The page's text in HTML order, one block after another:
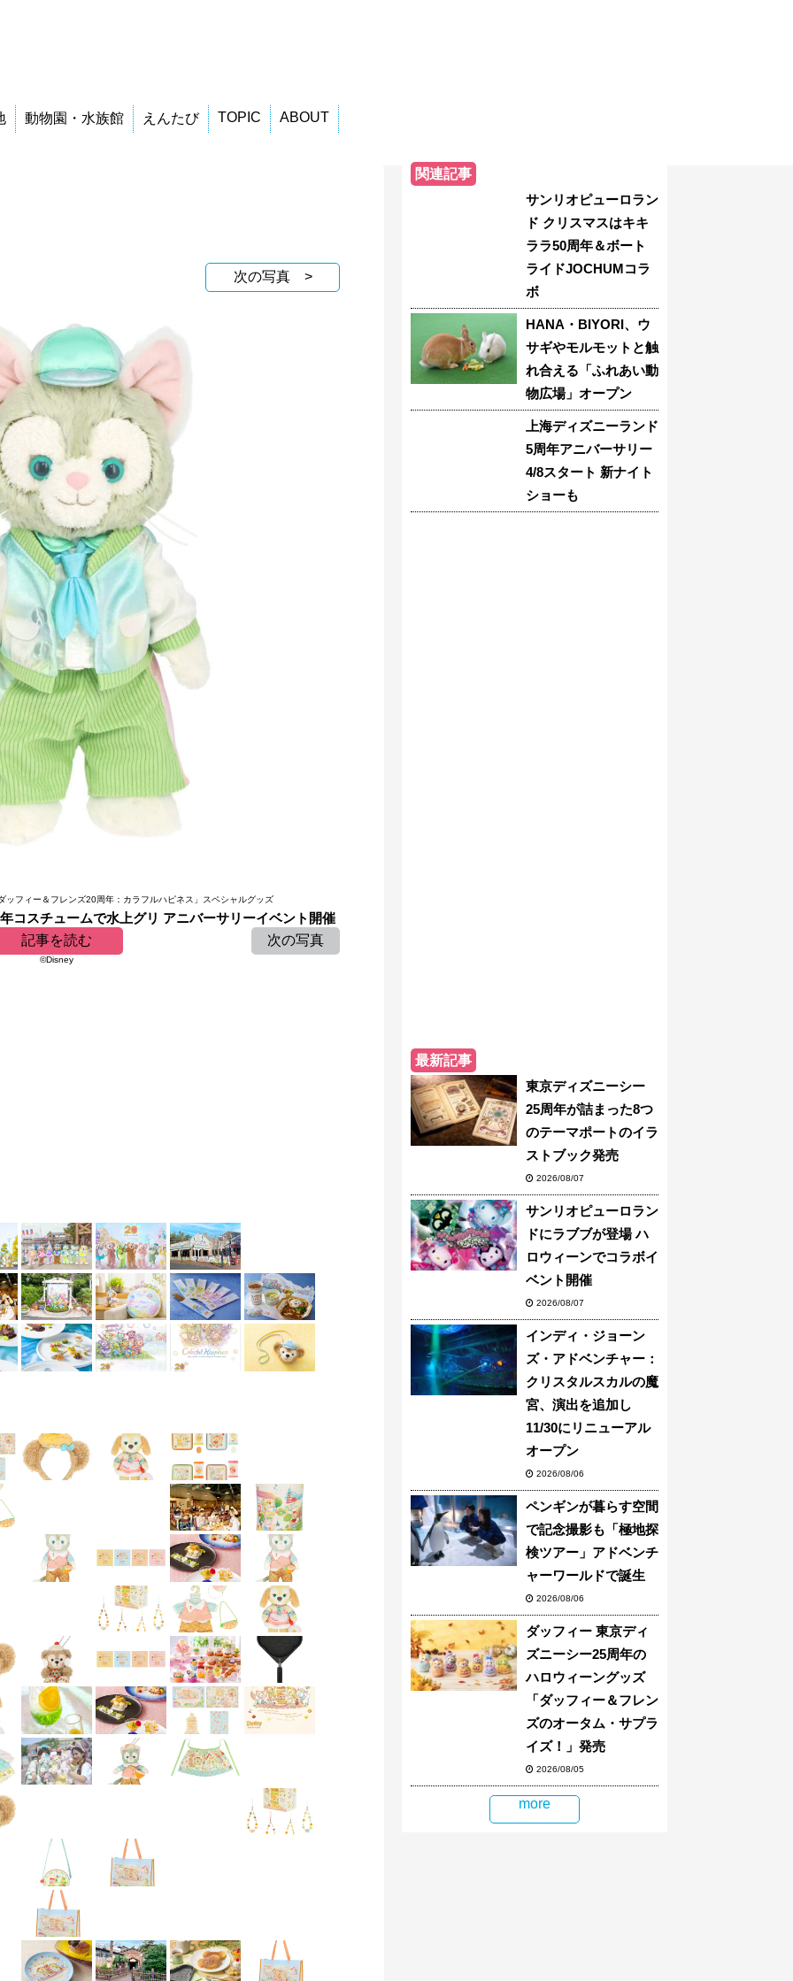
動物園・水族館 えんたび TOPIC ABOUT
次の写真 >
フィー＆フレンズ20周年：カラフルハピネス」スペシャルグッズ
コスチュームで水上グリ アニバーサリーイベント開催
記事を読む
次の写真
©Disney
関連記事
サンリオピューロラン
ド クリスマスはキキ
ララ50周年＆ボート
ライドJOCHUMコラ
ボ
HANA・BIYORI、ウ
サギやモルモットと触
れ合える「ふれあい動
物広場」オープン
上海ディズニーランド
5周年アニバーサリー
4/8スタート 新ナイト
ショーも
最新記事
東京ディズニーシー
25周年が詰まった8つ
のテーマポートのイラ
ストブック発売
2026/08/07
サンリオピューロラン
ドにラブブが登場 ハ
ロウィーンでコラボイ
ベント開催
2026/08/07
インディ・ジョーン
ズ・アドベンチャー：
クリスタルスカルの魔
宮、演出を追加し
11/30にリニューアル
オープン
2026/08/06
ペンギンが暮らす空間
で記念撮影も「極地探
検ツアー」アドベンチ
ャーワールドで誕生
2026/08/06
ダッフィー 東京ディ
ズニーシー25周年の
ハロウィーングッズ
「ダッフィー＆フレン
ズのオータム・サプラ
イズ！」発売
2026/08/05
more